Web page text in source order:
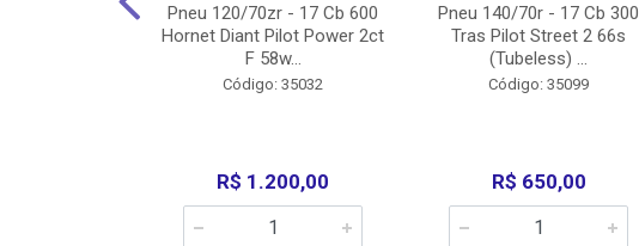
Pneu 120/70zr - 17 Cb 600
Hornet Diant Pilot Power 2ct
F 58w...
Código: 35032
R$ 1.200,00
Pneu 140/70r - 17 Cb 300
Tras Pilot Street 2 66s
(Tubeless) ...
Código: 35099
R$ 650,00